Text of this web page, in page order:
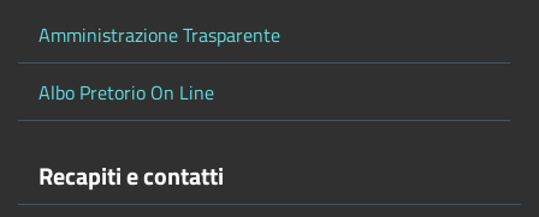
Amministrazione Trasparente
Albo Pretorio On Line
Recapiti e contatti